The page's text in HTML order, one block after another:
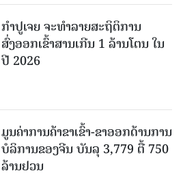
ກຳປູເຈຍ ຈະທຳລາຍສະຖິຕິການ
ສົ່ງອອກເຂົ້າສານເກີນ 1 ລ້ານໂຕນ ໃນ
ປີ 2026
ມູນຄ່າການຄ້າຂາເຂົ້າ-ຂາອອກດ້ານການ
ບໍລິການຂອງຈີນ ບັນລຸ 3,779 ຕື້ 750
ລ້ານຢວນ